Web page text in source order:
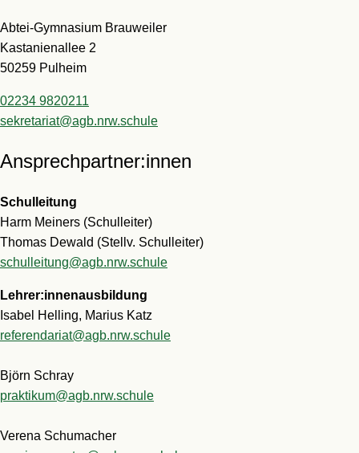
Abtei-Gymnasium Brauweiler
Kastanienallee 2
50259 Pulheim
02234 9820211
sekretariat@agb.nrw.schule
Ansprechpartner:innen
Schulleitung
Harm Meiners (Schulleiter)
Thomas Dewald (Stellv. Schulleiter)
schulleitung@agb.nrw.schule
Lehrer:innenausbildung
Isabel Helling, Marius Katz
referendariat@agb.nrw.schule
Björn Schray
praktikum@agb.nrw.schule
Verena Schumacher